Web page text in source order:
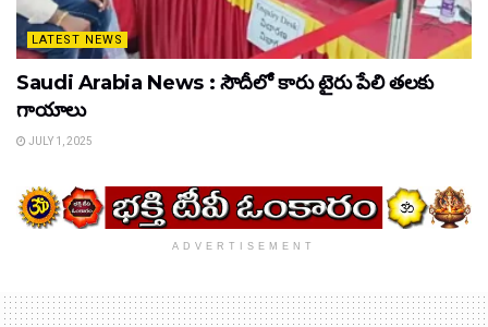
LATEST NEWS
Saudi Arabia News : సౌదీలో కారు టైరు పేలి తలకు
గాయాలు
JULY 1, 2025
ADVERTISEMENT